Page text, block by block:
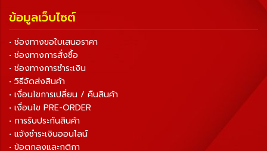
ข้อมูลเว็บไซต์
• ช่องทางขอใบเสนอราคา
• ช่องทางการสั่งซื้อ
• ช่องทางการชำระเงิน
• วิธีจัดส่งสินค้า
• เงื่อนไขการเปลี่ยน / คืนสินค้า
• เงื่อนไข PRE-ORDER
• การรับประกันสินค้า
• แจ้งชำระเงินออนไลน์
• ข้อตกลงและกติกา